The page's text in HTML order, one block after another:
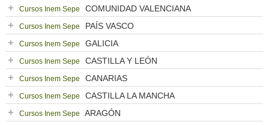
Cursos Inem Sepe COMUNIDAD VALENCIANA
Cursos Inem Sepe PAÍS VASCO
Cursos Inem Sepe GALICIA
Cursos Inem Sepe CASTILLA Y LEÓN
Cursos Inem Sepe CANARIAS
Cursos Inem Sepe CASTILLA LA MANCHA
Cursos Inem Sepe ARAGÓN